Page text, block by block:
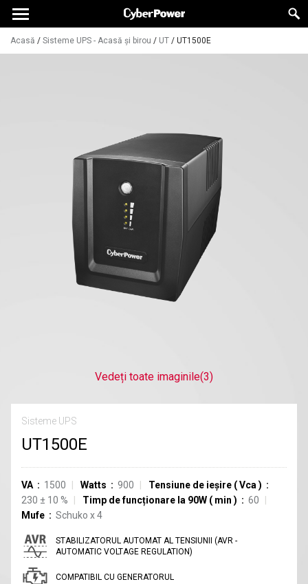
Acasă / Sisteme UPS - Acasă și birou / UT / UT1500E
Vedeți toate imaginile(3)
Sisteme UPS
UT1500E
VA 1500 Watts 900 Tensiune de ieșire (Vca )
230 ± 10 % Timp de funcționare la 90W ( min )
60
Mufe
Schuko x4
STABILIZATORUL AUTOMAT AL TENSIUNII (AVR -
AUTOMATIC VOLTAGE REGULATION)
COMPATIBIL CU GENERATORUL